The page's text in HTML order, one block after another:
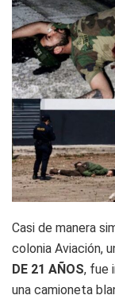
Casi de manera
colonia Aviación,
DE 21 AÑOS, fue
una camioneta